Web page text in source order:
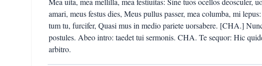
amari, meus festus dies, Meus pullus passer, mea columba, mi
tum tu, furcifer, Quasi mus in medio pariete uorsabere. [CHA.]
postules. Abeo intro: taedet tui sermonis. CHA. Te sequor: Hic
arbitro.